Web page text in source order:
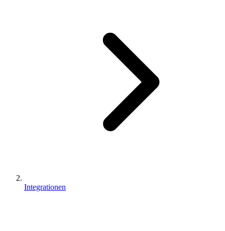
Integrationen